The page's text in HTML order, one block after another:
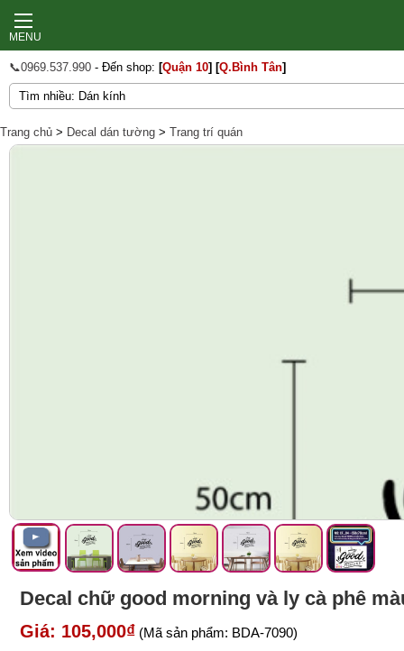
MENU
📞0969.537.990 - Đến shop: [Quận 10] [Q.Bình Tân]
Trang chủ > Decal dán tường > Trang trí quán
Decal chữ good morning và ly cà phê
Giá: 105,000₫ (Mã sản phẩm: BDA-7090)